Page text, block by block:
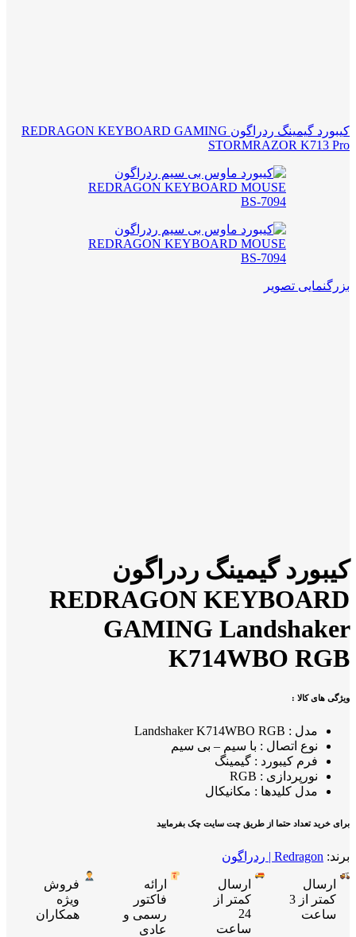
کیبورد گیمینگ ردراگون REDRAGON KEYBOARD GAMING
STORMRAZOR K713 Pro
بزرگنمایی تصویر
کیبورد گیمینگ ردراگون
REDRAGON KEYBOARD
GAMING Landshaker
K714WBO RGB
ویژگی های کالا :
مدل : Landshaker K714WBO RGB
نوع اتصال : با سیم – بی سیم
فرم کیبورد : گیمینگ
نورپردازی : RGB
مدل کلیدها : مکانیکال
برای خرید تعداد حتما از طریق چت سایت چک بفرمایید
برند: Redragon | ردراگون
ارسال
کمتر از 3
ساعت
ارسال
کمتر از
24
ساعت
ارائه
فاکتور
رسمی و
عادی
فروش
ویژه
همکاران